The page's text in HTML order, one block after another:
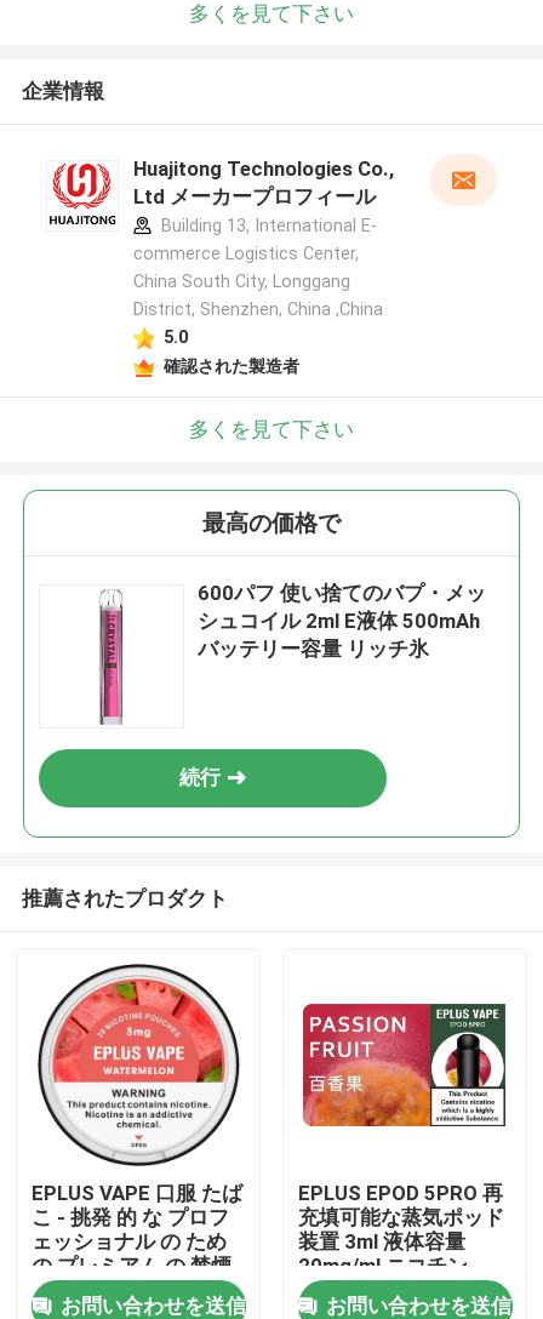
多くを見て下さい
企業情報
Huajitong Technologies Co.,
Ltd メーカープロフィール
Building 13, International E-
commerce Logistics Center,
China South City, Longgang
District, Shenzhen, China ,China
5.0
確認された製造者
多くを見て下さい
最高の価格で
600パフ 使い捨てのバプ・メッ
シュコイル 2ml E液体 500mAh
バッテリー容量 リッチ氷
続行
推薦されたプロダクト
EPLUS VAPE 口服 たば
こ - 挑発 的 な プロフ
ェッショナル の ため
の プレミアム の 禁煙
ソリューション
お問い合わせを送信
EPLUS EPOD 5PRO 再
充填可能な蒸気ポッド
装置 3ml 液体容量
20mg/ml ニコチン
お問い合わせを送信